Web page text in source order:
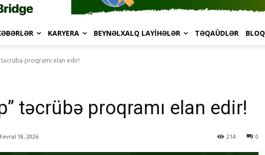
KARYERA BEYNƏLXALQ LAYIHƏLƏR TƏQAÜDLƏR BLOQ
təcrübə proqramı elan edir!
təcrübə proqramı elan edir!
Fevral 18, 2026 0
214